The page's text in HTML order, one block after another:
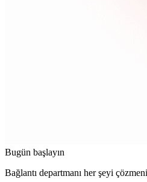
Bugün başlayın
Bağlantı departmanı her şeyi